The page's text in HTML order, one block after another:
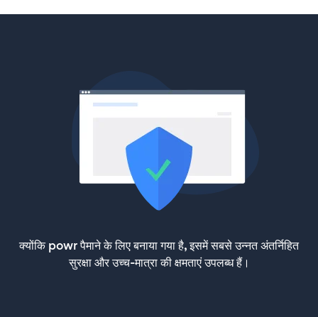
क्योंकि powr पैमाने के लिए बनाया गया है, इसमें सबसे उन्नत अंतर्निहित
सुरक्षा और उच्च-मात्रा की क्षमताएं उपलब्ध हैं।